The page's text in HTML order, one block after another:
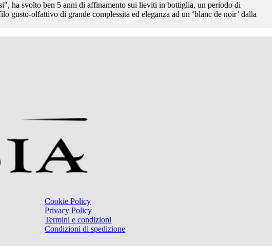
ha svolto ben 5 anni di affinamento sui lieviti in bottiglia, un periodo di
olfattivo di grande complessità ed eleganza ad un ‘blanc de noir’ dalla
Cookie Policy
Privacy Policy
Termini e condizioni
Condizioni di spedizione